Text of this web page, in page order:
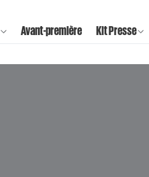
Avant-première Kit Presse